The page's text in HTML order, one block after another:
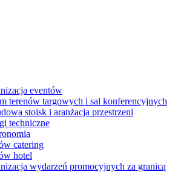
eventów
terenów targowych i sal konferencyjnych
stoisk i aranżacja przestrzeni
techniczne
catering
hotel
wydarzeń promocyjnych za granicą